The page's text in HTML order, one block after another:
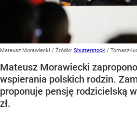
Mateusz Morawiecki / Źródło: Shutterstock /
Mateusz Morawiecki
wspierania polskich rodzin.
proponuje pensję rodzicielską
zł.